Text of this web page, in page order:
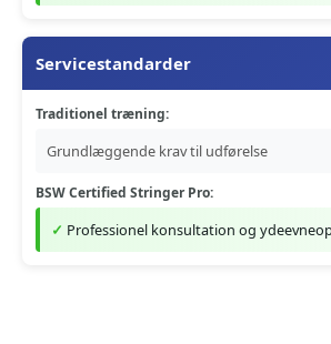
Servicestandarder
Traditionel træning:
Grundlæggende krav til udførelse
BSW Certified Stringer Pro:
Professionel konsultation og